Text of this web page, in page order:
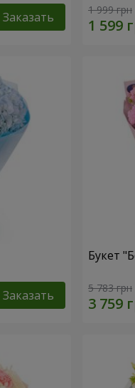
Заказать 1 999 грн
Заказать
Букет
5 783 грн